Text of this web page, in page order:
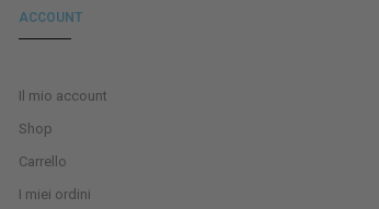
ACCOUNT
Il mio account
Shop
Carrello
I miei ordini